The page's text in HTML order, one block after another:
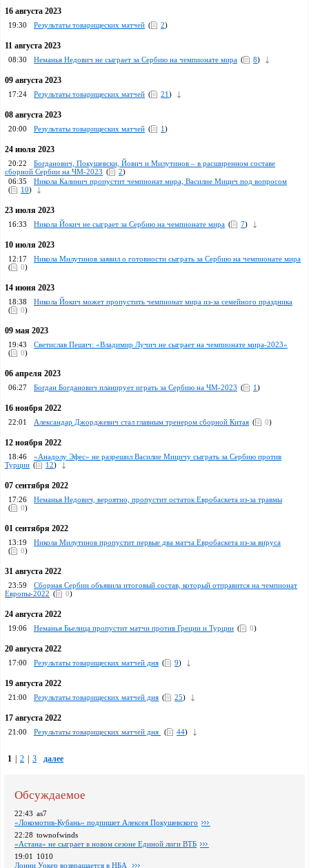
16 августа 2023
19:30 Результаты товарищеских матчей ( 2)
11 августа 2023
08:30 Неманья Недович не сыграет за Сербию на чемпионате мира ( 8)
09 августа 2023
17:24 Pезультаты товарищеских матчей ( 21)
08 августа 2023
20:00 Pезультаты товарищеских матчей ( 1)
24 июля 2023
20:22
Богданович, Покушевски, Йович и Милутинов – в расширенном составе
сборной Сербии на ЧМ-2023 ( 2)
06:35
Никола Калинич пропустит чемпионат мира, Василие Мицич под вопросом
(
10)
23 июля 2023
16:33 Никола Йокич не сыграет за Сербию на чемпионате мира ( 7)
10 июля 2023
12:17
Никола Милутинов заявил о готовности сыграть за Сербию на чемпионате мира
(
0)
14 июня 2023
18:38
Никола Йокич может пропустить чемпионат мира из-за семейного праздника
(
0)
09 мая 2023
19:43
Светислав Пешич: «Владимир Лучич не сыграет на чемпионате мира-2023»
(
0)
06 апреля 2023
06:27 Богдан Богданович планирует играть за Сербию на ЧМ-2023 ( 1)
16 ноября 2022
22:01 Александар Джорджевич стал главным тренером сборной Китая ( 0)
12 ноября 2022
18:46
«Анадолу Эфес» не разрешил Василие Мицичу сыграть за Сербию против
Турции ( 12)
07 сентября 2022
17:26
Неманья Недович, вероятно, пропустит остаток Евробаскета из-за травмы
(
0)
01 сентября 2022
13:19
Никола Милутинов пропустит первые два матча Евробаскета из-за вируса
(
0)
31 августа 2022
23:59
Сборная Сербии объявила итоговый состав, который отправится на чемпионат
Европы-2022 ( 0)
24 августа 2022
19:06 Неманья Бьелица пропустит матчи против Греции и Турции ( 0)
20 августа 2022
17:00 Результаты товарищеских матчей дня ( 9)
19 августа 2022
21:00 Результаты товарищеских матчей дня ( 25)
17 августа 2022
21:00 Результаты товарищеских матчей дня ( 44)
1 2 3 далее
Обсуждаемое
22:43 as7
«Локомотив-Кубань» подпишет Алексея Покушевского
22:28 townofwinds
«Астана» не сыграет в новом сезоне Единой лиги ВТБ
19:01
1010
Лонни Уокер возвращается в НБА